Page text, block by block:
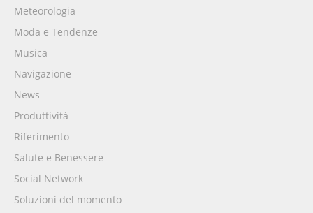
Meteorologia
Moda e Tendenze
Musica
Navigazione
News
Produttività
Riferimento
Salute e Benessere
Social Network
Soluzioni del momento